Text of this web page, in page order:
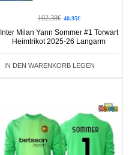
102.38€ 40.95€
Inter Milan Yann Sommer #1 Torwart
Heimtrikot 2025-26 Langarm
IN DEN WARENKORB LEGEN